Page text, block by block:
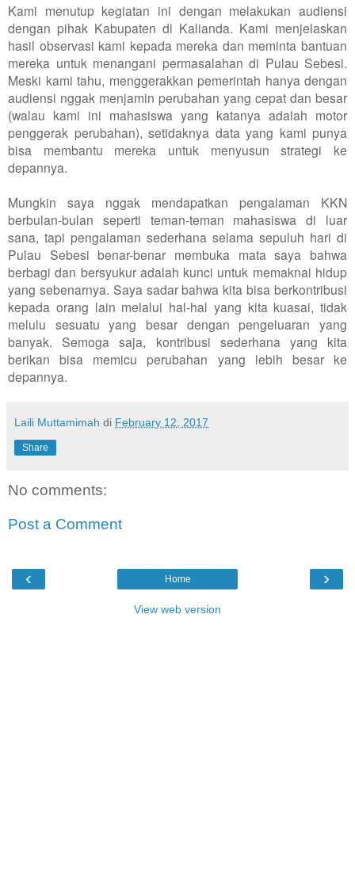
Kami menutup kegiatan ini dengan melakukan audiensi
dengan pihak Kabupaten di Kalianda. Kami menjelaskan
hasil observasi kami kepada mereka dan meminta bantuan
mereka untuk menangani permasalahan di Pulau Sebesi.
Meski kami tahu, menggerakkan pemerintah hanya dengan
audiensi nggak menjamin perubahan yang cepat dan besar
(walau kami ini mahasiswa yang katanya adalah motor
penggerak perubahan), setidaknya data yang kami punya
bisa membantu mereka untuk menyusun strategi ke
depannya.
Mungkin saya nggak mendapatkan pengalaman KKN
berbulan-bulan seperti teman-teman mahasiswa di luar
sana, tapi pengalaman sederhana selama sepuluh hari di
Pulau Sebesi benar-benar membuka mata saya bahwa
berbagi dan bersyukur adalah kunci untuk memaknai hidup
yang sebenarnya. Saya sadar bahwa kita bisa berkontribusi
kepada orang lain melalui hal-hal yang kita kuasai, tidak
melulu sesuatu yang besar dengan pengeluaran yang
banyak. Semoga saja, kontribusi sederhana yang kita
berikan bisa memicu perubahan yang lebih besar ke
depannya.
Laili Muttamimah di February 12, 2017
Share
No comments:
Post a Comment
‹ ›
Home
View web version